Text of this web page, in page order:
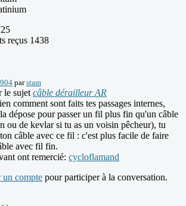
reçus 1438
parstam
le sujet câble dérailleur AR
comment sont faits tes passages internes,
dépose pour passer un fil plus fin qu'un câble
ou de kevlar si tu as un voisin pêcheur), tu
câble avec ce fil : c'est plus facile de faire
avec fil fin.
ont remercié: cycloflamand
un compte pour participer à la conversation.